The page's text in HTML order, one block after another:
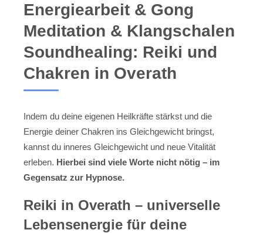
Energiearbeit & Gong
Meditation & Klangschalen
Soundhealing: Reiki und
Chakren in Overath
Indem du deine eigenen Heilkräfte stärkst und die
Energie deiner Chakren ins Gleichgewicht bringst,
kannst du inneres Gleichgewicht und neue Vitalität
erleben. Hierbei sind viele Worte nicht nötig – im
Gegensatz zur Hypnose.
Reiki in Overath – universelle
Lebensenergie für deine